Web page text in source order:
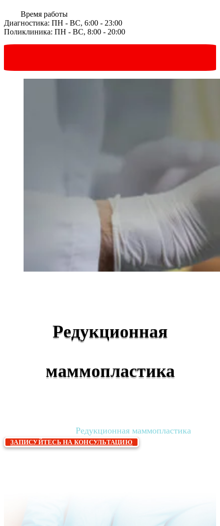
Время работы
Диагностика: ПН - ВС, 6:00 - 23:00
Поликлиника: ПН - ВС, 8:00 - 20:00
Запись онлайн
Редукционная
маммопластика
Редукционная маммопластика
ЗАПИСУЙТЕСЬ НА КОНСУЛЬТАЦИЮ